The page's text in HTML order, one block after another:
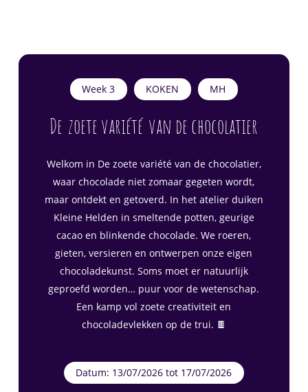
Week 3 KOKEN MH
De zoete variété van de chocolatier
Welkom in De zoete variété van de chocolatier,
waar chocolade niet zomaar gegeten wordt,
maar ontdekt en getoverd. In het atelier duiken
Kleine Helden in smeltende potten, geurige
cacao en blinkende chocolade. We roeren,
gieten, versieren en ontwerpen onze eigen
chocoladekunst. Soms moet er natuurlijk
geproefd worden… puur voor de wetenschap.
Een kamp vol zoete creativiteit en
chocoladevlekken op de trui. 🍫
Datum: 13/07/2026 tot 17/07/2026